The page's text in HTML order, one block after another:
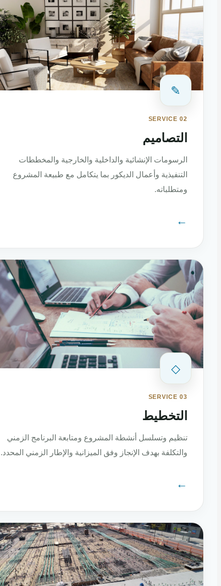
✎
SERVICE 02
التصاميم
الرسومات الإنشائية والداخلية والخارجية والمخططات
التنفيذية وأعمال الديكور بما يتكامل مع طبيعة المشروع
ومتطلباته.
◇
SERVICE 03
التخطيط
تنظيم وتسلسل أنشطة المشروع ومتابعة البرنامج الزمني
والتكلفة بهدف الإنجاز وفق الميزانية والإطار الزمني المحدد.